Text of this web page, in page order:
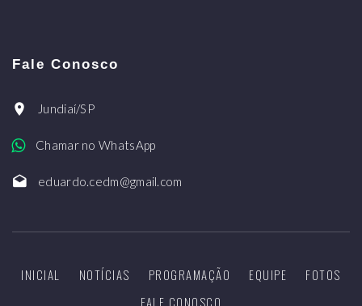
Fale Conosco
Jundiaí/SP
Chamar no WhatsApp
eduardo.cedm@gmail.com
INICIAL NOTÍCIAS PROGRAMAÇÃO EQUIPE
FOTOS
FALE CONOSCO